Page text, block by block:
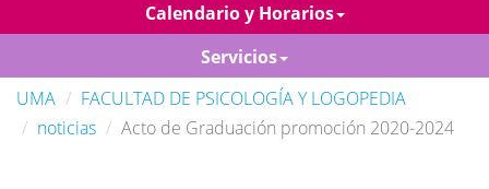
Calendario y Horarios
Servicios
UMA
FACULTAD DE PSICOLOGÍA Y LOGOPEDIA
noticias
Acto de Graduación promoción 2020-2024